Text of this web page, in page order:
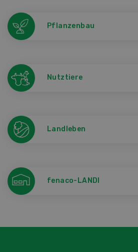
Pflanzenbau
Nutztiere
Landleben
fenaco-LANDI